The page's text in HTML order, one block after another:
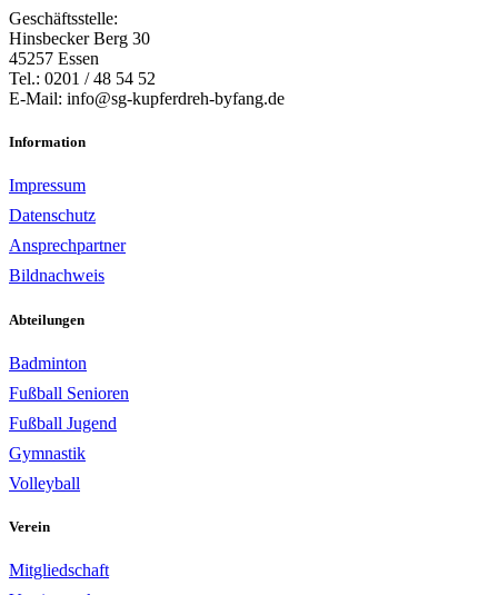
Geschäftsstelle:
Hinsbecker Berg 30
45257 Essen
Tel.: 0201 / 48 54 52
E-Mail: info@sg-kupferdreh-byfang.de
Information
Impressum
Datenschutz
Ansprechpartner
Bildnachweis
Abteilungen
Badminton
Fußball Senioren
Fußball Jugend
Gymnastik
Volleyball
Verein
Mitgliedschaft